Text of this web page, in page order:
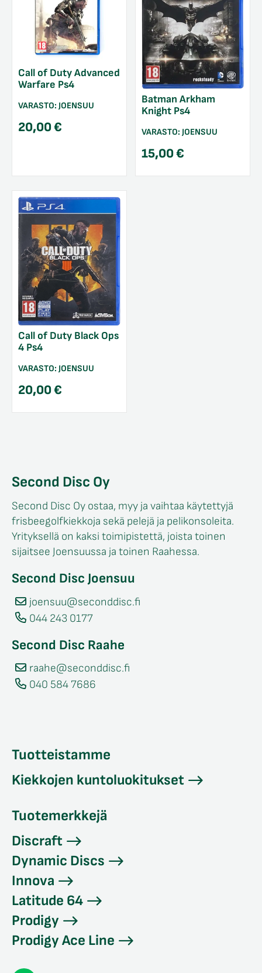
Call of Duty Advanced
Warfare Ps4
VARASTO: JOENSUU
20,00€
Batman Arkham
Knight Ps4
VARASTO: JOENSUU
15,00€
Call of Duty Black Ops
4 Ps4
VARASTO: JOENSUU
20,00€
Second Disc Oy
Second Disc Oy ostaa, myy ja vaihtaa käytettyjä
frisbeegolfkiekkoja sekä pelejä ja pelikonsoleita.
Yrityksellä on kaksi toimipistettä, joista toinen
sijaitsee Joensuussa ja toinen Raahessa.
Second Disc Joensuu
joensuu@seconddisc.fi
044 243 0177
Second Disc Raahe
raahe@seconddisc.fi
040 584 7686
Tuotteistamme
Kiekkojen kuntoluokitukset
Tuotemerkkejä
Discraft
Dynamic Discs
Innova
Latitude 64
Prodigy
Prodigy Ace Line